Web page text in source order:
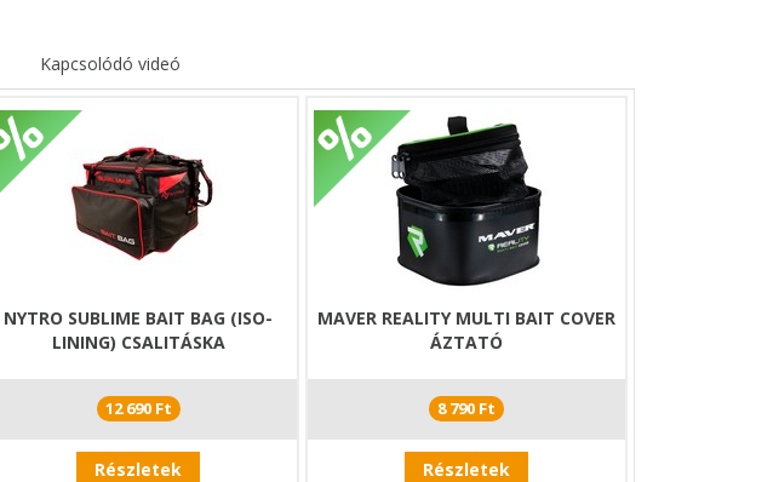
Kapcsolódó videó
NYTRO SUBLIME BAIT BAG (ISO-
LINING) CSALITÁSKA
12 690 Ft
Részletek
MAVER REALITY MULTI BAIT COVER
ÁZTATÓ
8 790 Ft
Részletek